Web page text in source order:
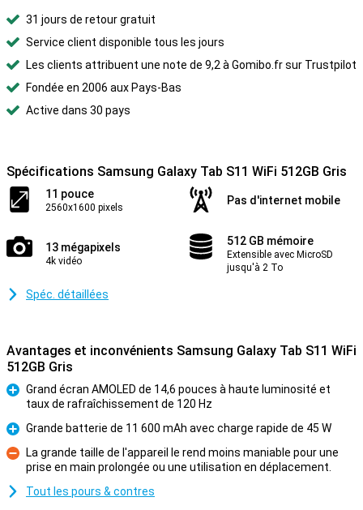
31 jours de retour gratuit
Service client disponible tous les jours
Les clients attribuent une note de 9,2 à Gomibo.fr sur Trustpilot
Fondée en 2006 aux Pays-Bas
Active dans 30 pays
Spécifications Samsung Galaxy Tab S11 WiFi 512GB Gris
11 pouce
2560x1600 pixels
Pas d'internet mobile
13 mégapixels
4k vidéo
512 GB mémoire
Extensible avec MicroSD
jusqu'à 2 To
Spéc. détaillées
Avantages et inconvénients Samsung Galaxy Tab S11 WiFi
512GB Gris
Pour
Grand écran AMOLED de 14,6 pouces à haute luminosité et
taux de rafraîchissement de 120 Hz
Pour
Grande batterie de 11 600 mAh avec charge rapide de 45 W
Contre
La grande taille de l'appareil le rend moins maniable pour une
prise en main prolongée ou une utilisation en déplacement.
Tout les pours & contres